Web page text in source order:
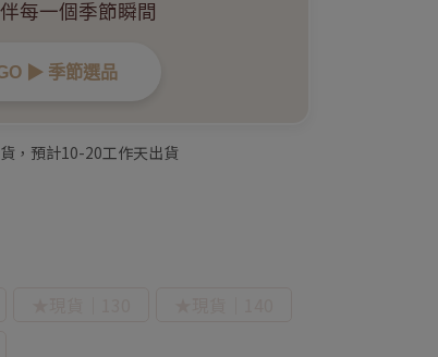
每一個季節瞬間
▶︎ 季節選品
，預計10-20工作天出貨